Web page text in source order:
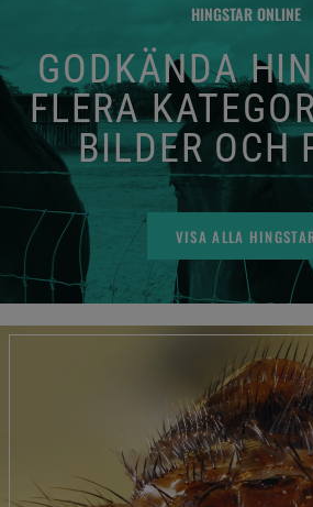
HINGSTAR ONLINE
GODKÄNDA
FLERA
BILDER OCH
VISA ALLA